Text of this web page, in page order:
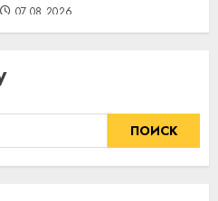
07.08.2026